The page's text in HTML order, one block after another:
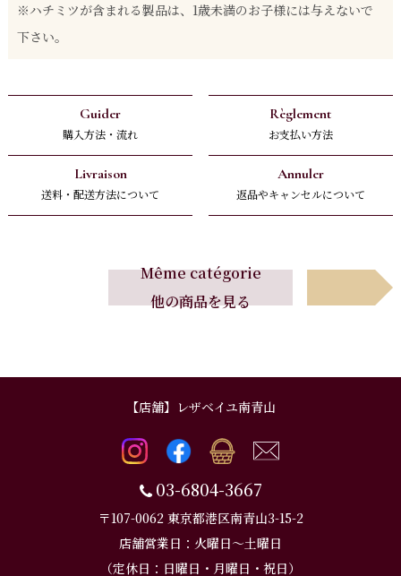
※ハチミツが含まれる製品は、1歳未満のお子様には与えないで
下さい。
Guider
購入方法・流れ
Règlement
お支払い方法
Livraison
送料・配送方法について
Annuler
返品やキャンセルについて
Même catégorie
他の商品を見る
【店舗】レザベイユ南青山
03-6804-3667
〒107-0062 東京都港区南青山3-15-2
店舗営業日：火曜日～土曜日
（定休日：日曜日・月曜日・祝日）